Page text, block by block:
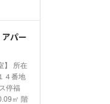
パー
】 所在
４番地
停福
㎡ 階